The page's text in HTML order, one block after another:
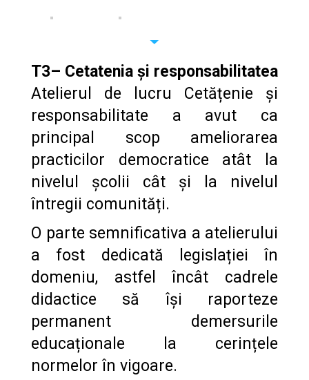
T3– Cetatenia și responsabilitatea
Atelierul de lucru Cetățenie și
responsabilitate a avut ca
principal scop ameliorarea
practicilor democratice atât la
nivelul școlii cât și la nivelul
întregii comunități.
O parte semnificativa a atelierului
a fost dedicată legislației în
domeniu, astfel încât cadrele
didactice să își raporteze
permanent demersurile
educaționale la cerințele
normelor în vigoare.